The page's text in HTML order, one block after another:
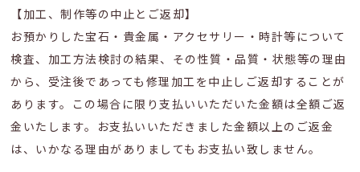
【加工、制作等の中止とご返却】
お預かりした宝石・貴金属・アクセサリー・時計等について
検査、加工方法検討の結果、その性質・品質・状態等の理由
から、受注後であっても修理加工を中止しご返却することが
あります。この場合に限り支払いいただいた金額は全額ご返
金いたします。お支払いいただきました金額以上のご返金
は、いかなる理由がありましてもお支払い致しません。